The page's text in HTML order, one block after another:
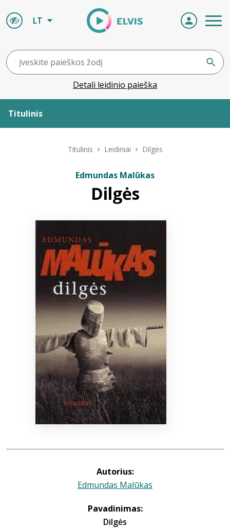
LT
Detali leidinio paieška
Titulinis
Bibliotekoms
+370 667 80 541
Titulinis Leidiniai Dilgės
Edmundas Malūkas
Dilgės
Autorius:
Edmundas Malūkas
Pavadinimas:
Dilgės